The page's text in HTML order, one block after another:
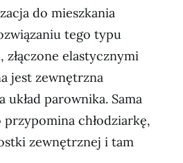
do mieszkania
tego typu
złączone elastycznymi
jest zewnętrzna
parownika. Sama
chłodziarkę,
zewnętrznej i tam